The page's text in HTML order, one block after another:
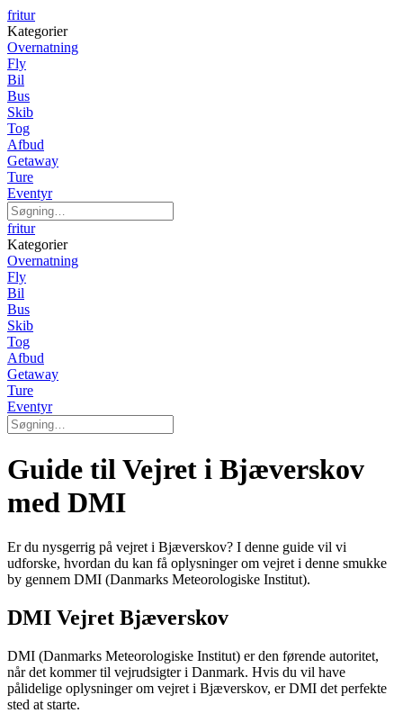
fritur
Kategorier
Overnatning
Fly
Bil
Bus
Skib
Tog
Afbud
Getaway
Ture
Eventyr
fritur
Kategorier
Overnatning
Fly
Bil
Bus
Skib
Tog
Afbud
Getaway
Ture
Eventyr
Guide til Vejret i Bjæverskov
med DMI
Er du nysgerrig på vejret i Bjæverskov? I denne guide vil vi
udforske, hvordan du kan få oplysninger om vejret i denne smukke
by gennem DMI (Danmarks Meteorologiske Institut).
DMI Vejret Bjæverskov
DMI (Danmarks Meteorologiske Institut) er den førende autoritet,
når det kommer til vejrudsigter i Danmark. Hvis du vil have
pålidelige oplysninger om vejret i Bjæverskov, er DMI det perfekte
sted at starte.